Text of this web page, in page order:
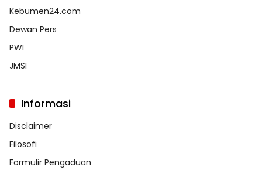
Kebumen24.com
Dewan Pers
PWI
JMSI
Informasi
Disclaimer
Filosofi
Formulir Pengaduan